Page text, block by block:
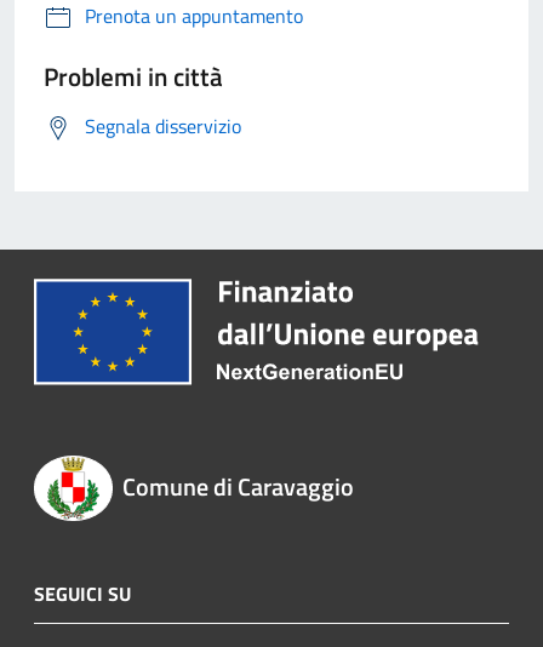
Prenota un appuntamento
Problemi in città
Segnala disservizio
Comune di Caravaggio
SEGUICI SU